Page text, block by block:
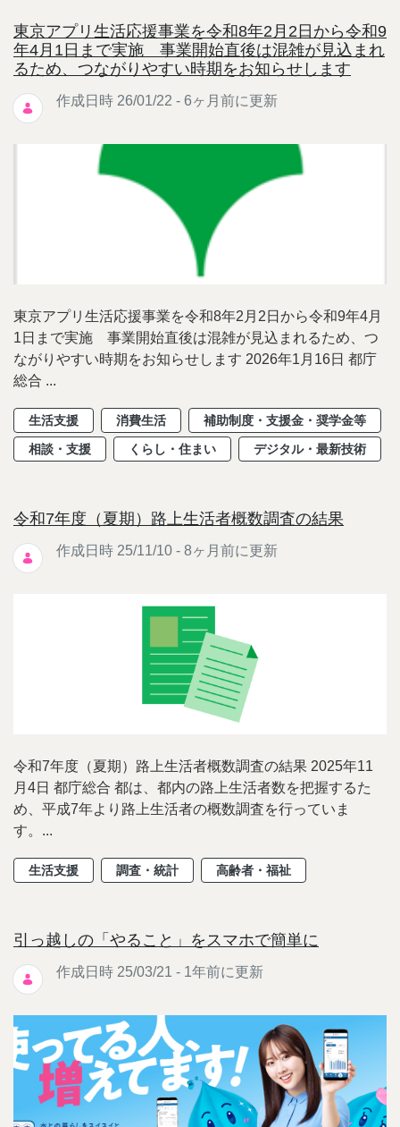
東京アプリ生活応援事業を令和8年2月2日から令和9
年4月1日まで実施 事業開始直後は混雑が見込まれ
るため、つながりやすい時期をお知らせします
作成日時 26/01/22 - 6ヶ月前に更新
東京アプリ生活応援事業を令和8年2月2日から令和9年4月
1日まで実施 事業開始直後は混雑が見込まれるため、つ
ながりやすい時期をお知らせします 2026年1月16日 都庁
総合 ...
生活支援 消費生活
補助制度・支援金・奨学金等
相談・支援
くらし・住まい デジタル・最新技術
令和7年度（夏期）路上生活者概数調査の結果
作成日時 25/11/10 - 8ヶ月前に更新
令和7年度（夏期）路上生活者概数調査の結果 2025年11
月4日 都庁総合 都は、都内の路上生活者数を把握するた
め、平成7年より路上生活者の概数調査を行っていま
す。...
生活支援 調査・統計 高齢者・福祉
引っ越しの「やること」をスマホで簡単に
作成日時 25/03/21 - 1年前に更新